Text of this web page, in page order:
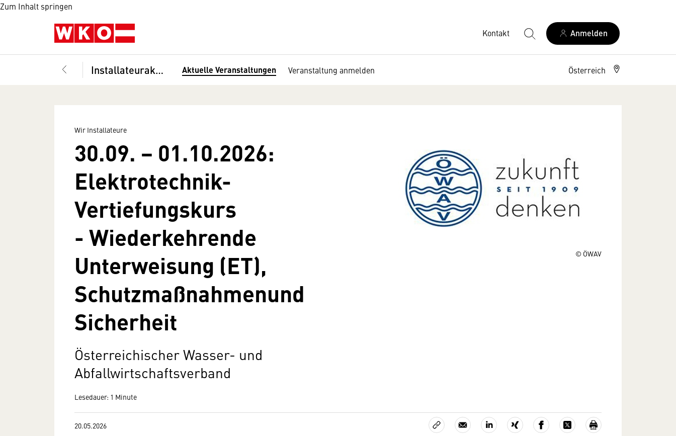
Zum Inhalt springen
Kontakt Anmelden
Installateurakademie Aktuelle Veranstaltungen Veranstaltung anmelden Österreich
© ÖWAV
Wir Installateure
30.09. − 01.10.2026:
Elektrotechnik-
Vertiefungskurs
- Wiederkehrende
Unterweisung (ET),
Schutzmaßnahmenund
Sicherheit
Österreichischer Wasser- und
Abfallwirtschaftsverband
Lesedauer: 1 Minute
20.05.2026